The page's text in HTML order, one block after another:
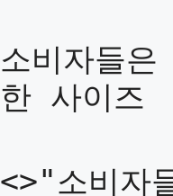
소비자들
한 사이즈
<>"소비자